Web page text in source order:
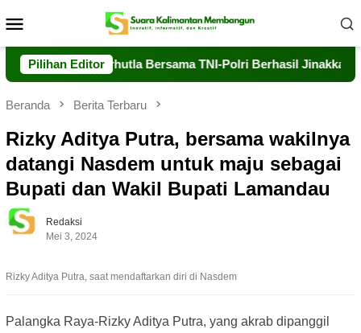
ke
Mobile
Pilihan Editor
Air, Dalkarhutla Bersama TNI-Polri Berhasil Jinakkan Api di
Beranda Berita Terbaru
Rizky Aditya Putra, bersama wakilnya
datangi Nasdem untuk maju sebagai
Bupati dan Wakil Bupati Lamandau
Redaksi
Mei 3, 2024
Rizky Aditya Putra, saat mendaftarkan diri di Nasdem
Palangka Raya-Rizky Aditya Putra, yang akrab dipanggil